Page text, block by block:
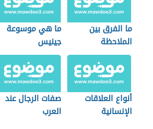
ما الفرق بين
الملاحظة
والاستنتاج
ما هي موسوعة
جينيس
أنواع العلاقات
الإنسانية
صفات الرجال عند
العرب